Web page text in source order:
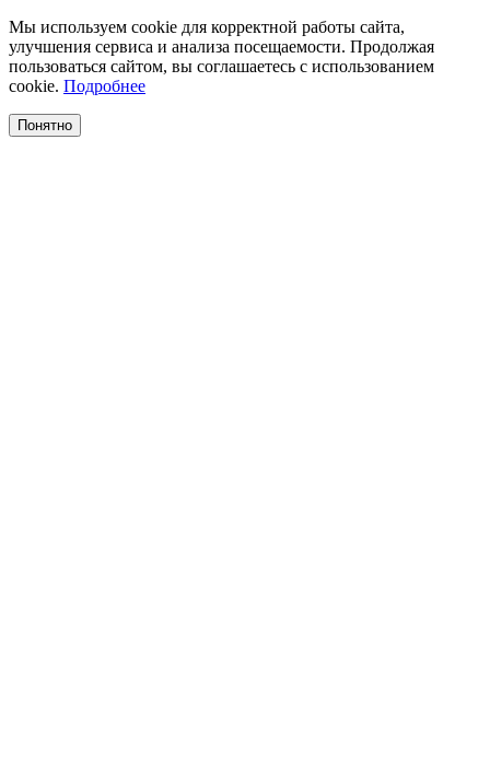
Мы используем cookie для корректной работы сайта,
улучшения сервиса и анализа посещаемости. Продолжая
пользоваться сайтом, вы соглашаетесь с использованием
cookie. Подробнее
Понятно